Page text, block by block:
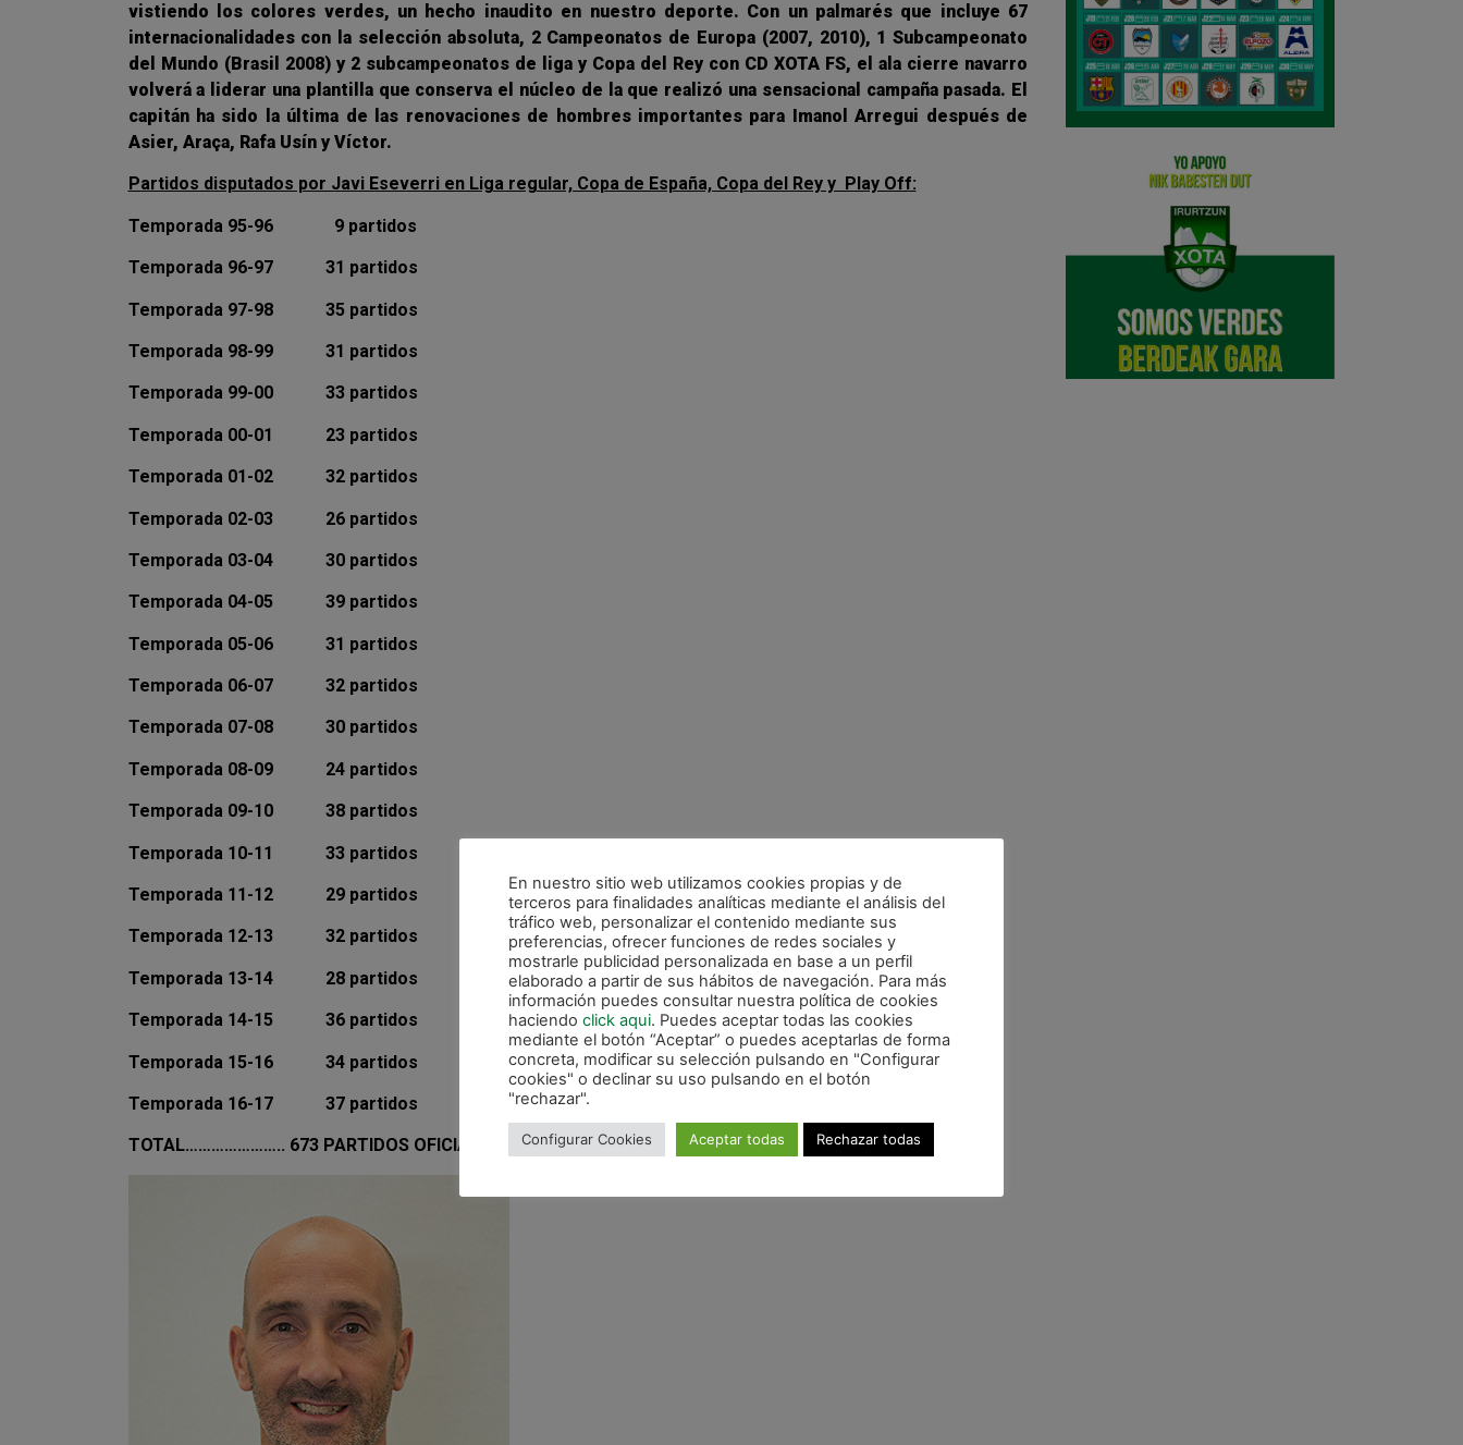
vistiendo los colores verdes, un hecho inaudito en nuestro deporte. Con un palmarés que incluye 67
internacionalidades con la selección absoluta, 2 Campeonatos de Europa (2007, 2010), 1 Subcampeonato
del Mundo (Brasil 2008) y 2 subcampeonatos de liga y Copa del Rey con CD XOTA FS, el ala cierre navarro
volverá a liderar una plantilla que conserva el núcleo de la que realizó una sensacional campaña pasada. El
capitán ha sido la última de las renovaciones de hombres importantes para Imanol Arregui después de
Asier, Araça, Rafa Usín y Víctor.
Partidos disputados por Javi Eseverri en Liga regular, Copa de España, Copa del Rey y Play Off:
Temporada 95-96 9 partidos
Temporada 96-97 31 partidos
Temporada 97-98 35 partidos
Temporada 98-99 31 partidos
Temporada 99-00 33 partidos
Temporada 00-01 23 partidos
Temporada 01-02 32 partidos
Temporada 02-03 26 partidos
Temporada 03-04 30 partidos
Temporada 04-05 39 partidos
Temporada 05-06 31 partidos
Temporada 06-07 32 partidos
Temporada 07-08 30 partidos
Temporada 08-09 24 partidos
Temporada 09-10 38 partidos
Temporada 10-11 33 partidos
Temporada 11-12 29 partidos
Temporada 12-13 32 partidos
Temporada 13-14 28 partidos
Temporada 14-15 36 partidos
Temporada 15-16 34 partidos
Temporada 16-17 37 partidos
TOTAL………………….. 673 PARTIDOS OFICIALES
En nuestro sitio web utilizamos cookies propias y de
terceros para finalidades analíticas mediante el análisis del
tráfico web, personalizar el contenido mediante sus
preferencias, ofrecer funciones de redes sociales y
mostrarle publicidad personalizada en base a un perfil
elaborado a partir de sus hábitos de navegación. Para más
información puedes consultar nuestra política de cookies
haciendo click aqui. Puedes aceptar todas las cookies
mediante el botón “Aceptar” o puedes aceptarlas de forma
concreta, modificar su selección pulsando en "Configurar
cookies" o declinar su uso pulsando en el botón
"rechazar".
Configurar Cookies Aceptar todas Rechazar todas